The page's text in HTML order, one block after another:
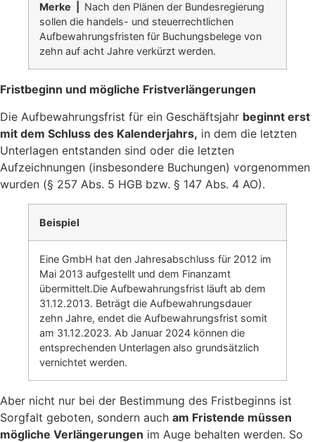
Merke |
Nach den Plänen der Bundesregierung
sollen die handels- und steuerrechtlichen
Aufbewahrungsfristen für Buchungsbelege von
zehn auf acht Jahre verkürzt werden.
Fristbeginn und mögliche Fristverlängerungen
Die Aufbewahrungsfrist für ein Geschäftsjahr beginnt erst
mit dem Schluss des Kalenderjahrs, in dem die letzten
Unterlagen entstanden sind oder die letzten
Aufzeichnungen (insbesondere Buchungen) vorgenommen
wurden (§ 257 Abs. 5 HGB bzw. § 147 Abs. 4 AO).
Beispiel
Eine GmbH hat den Jahresabschluss für 2012 im
Mai 2013 aufgestellt und dem Finanzamt
übermittelt.Die Aufbewahrungsfrist läuft ab dem
31.12.2013. Beträgt die Aufbewahrungsdauer
zehn Jahre, endet die Aufbewahrungsfrist somit
am 31.12.2023. Ab Januar 2024 können die
entsprechenden Unterlagen also grundsätzlich
vernichtet werden.
Aber nicht nur bei der Bestimmung des Fristbeginns ist
Sorgfalt geboten, sondern auch am Fristende müssen
mögliche Verlängerungen im Auge behalten werden. So